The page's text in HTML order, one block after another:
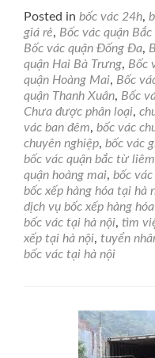
Posted in bốc vác 24h,
giá rẻ, Bốc vác quận
Bốc vác quận Đống Đa,
quận Hai Bà Trưng, Bốc
quận Hoàng Mai, Bốc
quận Thanh Xuân, Bốc
Chưa được phân loại,
vác ban đêm, bốc vác
chuyên nghiệp, bốc vác
bốc vác quận bắc từ liêm
quận hoàng mai, bốc
bốc xếp hàng hóa tại hà
dịch vụ bốc xếp hàng
bốc vác tại hà nội, tìm
xếp tại hà nội, tuyển
bốc vác tại hà nội